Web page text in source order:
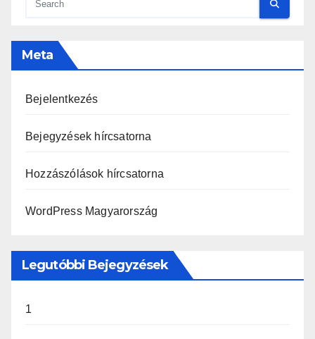
Meta
Bejelentkezés
Bejegyzések hírcsatorna
Hozzászólások hírcsatorna
WordPress Magyarország
Legutóbbi Bejegyzések
1